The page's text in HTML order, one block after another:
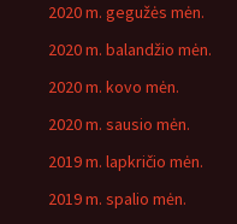
2020 m. gegužės mėn.
2020 m. balandžio mėn.
2020 m. kovo mėn.
2020 m. sausio mėn.
2019 m. lapkričio mėn.
2019 m. spalio mėn.